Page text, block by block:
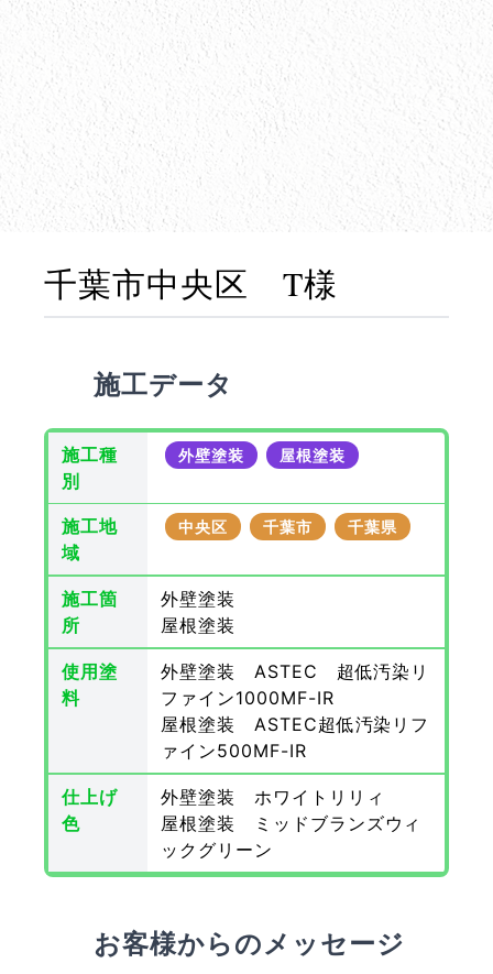
千葉市中央区 T様
施工データ
施工種
別
外壁塗装 屋根塗装
施工地
域
中央区 千葉市 千葉県
施工箇
所
外壁塗装
屋根塗装
使用塗
料
外壁塗装 ASTEC 超低汚染リ
ファイン1000MF-IR
屋根塗装 ASTEC超低汚染リフ
ァイン500MF-IR
仕上げ
色
外壁塗装 ホワイトリリィ
屋根塗装 ミッドブランズウィ
ックグリーン
お客様からのメッセージ